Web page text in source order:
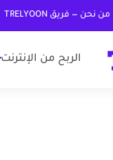
من نحن — فريق TRELYOON
الربح من الإنترنت